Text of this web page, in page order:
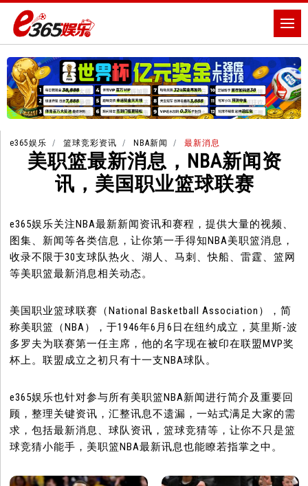
e365娱乐 篮球竞彩资讯 NBA新闻 最新消息
美职篮最新消息，NBA新闻资
讯，美国职业篮球联赛
e365娱乐关注NBA最新新闻资讯和赛程，提供大量的视频、
图集、新闻等各类信息，让你第一手得知NBA美职篮消息，
收录不限于30支球队热火、湖人、马刺、快船、雷霆、篮网
等美职篮最新消息相关动态。
美国职业篮球联赛（National Basketball Association），简
称美职篮（NBA），于1946年6月6日在纽约成立，莫里斯-波
多罗夫为联赛第一任主席，他的名字现在被印在联盟MVP奖
杯上。联盟成立之初只有十一支NBA球队。
e365娱乐也针对参与所有美职篮NBA新闻进行简介及重要回
顾，整理关键资讯，汇整讯息不遗漏，一站式满足大家的需
求，包括最新消息、球队资讯，篮球竞猜等，让你不只是篮
球竞猜小能手，美职篮NBA最新讯息也能瞭若指掌之中。